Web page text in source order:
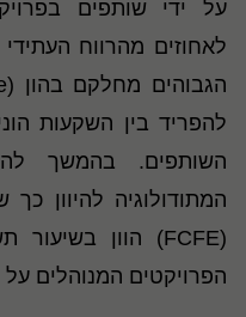
על ידי שותפים
לאחוזים מהרווח
להפריד בין השקעות
השותפים. בהמשך
המתודולוגיה להיוון
הפרויקטים המנוהלים